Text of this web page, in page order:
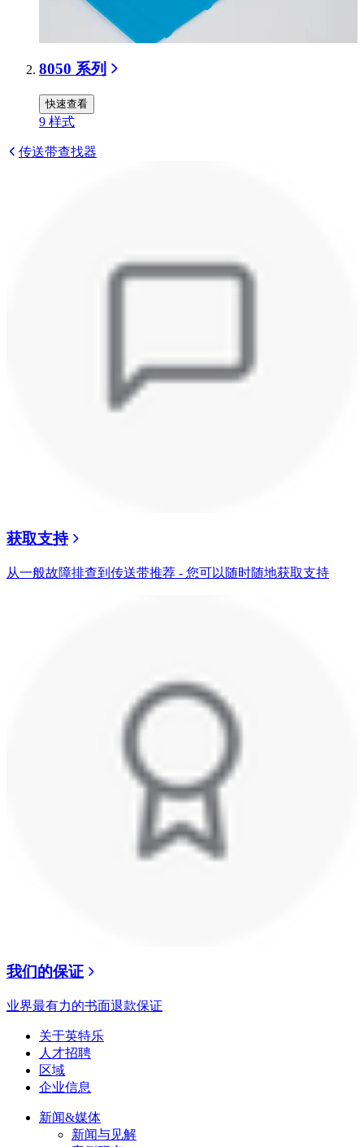
8050 系列
快速查看
9 样式
传送带查找器
获取支持
从一般故障排查到传送带推荐 - 您可以随时随地获取支持
我们的保证
业界最有力的书面退款保证
关于英特乐
人才招聘
区域
企业信息
新闻&媒体
新闻与见解